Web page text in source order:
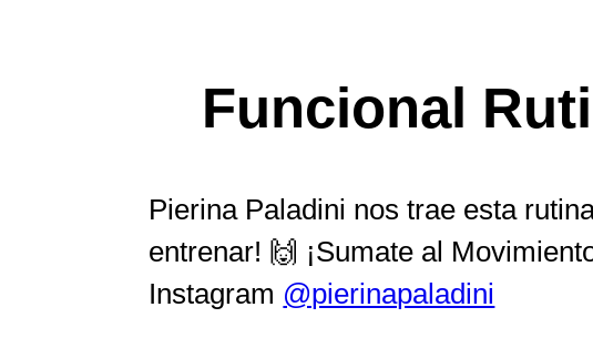
Funcional
Pierina Paladini nos trae esta
entrenar! 🙌 ¡Sumate al
Instagram @pierinapaladini